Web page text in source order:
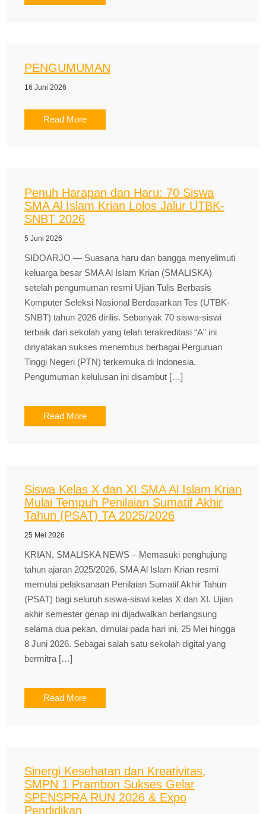
PENGUMUMAN
16 Juni 2026
Read More
Penuh Harapan dan Haru: 70 Siswa
SMA Al Islam Krian Lolos Jalur UTBK-
SNBT 2026
5 Juni 2026
SIDOARJO — Suasana haru dan bangga menyelimuti
keluarga besar SMA Al Islam Krian (SMALISKA)
setelah pengumuman resmi Ujian Tulis Berbasis
Komputer Seleksi Nasional Berdasarkan Tes (UTBK-
SNBT) tahun 2026 dirilis. Sebanyak 70 siswa-siswi
terbaik dari sekolah yang telah terakreditasi “A” ini
dinyatakan sukses menembus berbagai Perguruan
Tinggi Negeri (PTN) terkemuka di Indonesia.
Pengumuman kelulusan ini disambut […]
Read More
Siswa Kelas X dan XI SMA Al Islam Krian
Mulai Tempuh Penilaian Sumatif Akhir
Tahun (PSAT) TA 2025/2026
25 Mei 2026
KRIAN, SMALISKA NEWS – Memasuki penghujung
tahun ajaran 2025/2026, SMA Al Islam Krian resmi
memulai pelaksanaan Penilaian Sumatif Akhir Tahun
(PSAT) bagi seluruh siswa-siswi kelas X dan XI. Ujian
akhir semester genap ini dijadwalkan berlangsung
selama dua pekan, dimulai pada hari ini, 25 Mei hingga
8 Juni 2026. Sebagai salah satu sekolah digital yang
bermitra […]
Read More
Sinergi Kesehatan dan Kreativitas,
SMPN 1 Prambon Sukses Gelar
SPENSPRA RUN 2026 & Expo
Pendidikan